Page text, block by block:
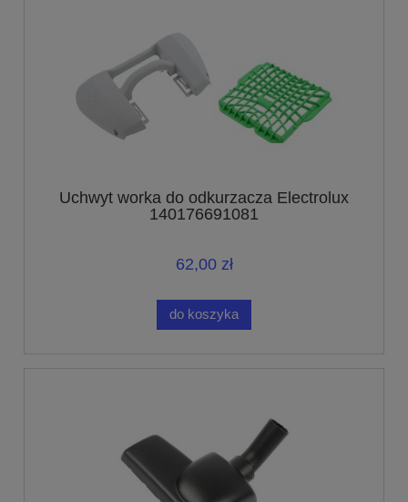
Uchwyt worka do odkurzacza Electrolux
140176691081
62,00 zł
do koszyka